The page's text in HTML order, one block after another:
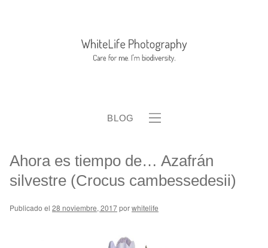
BLOG
Ahora es tiempo de… Azafrán
silvestre (Crocus cambessedesii)
Publicado el 28 noviembre, 2017porwhitelife